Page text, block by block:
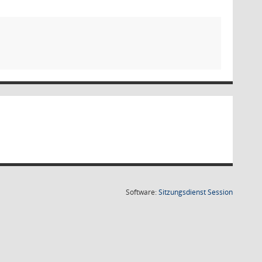
Software:SitzungsdienstSession(Wird in